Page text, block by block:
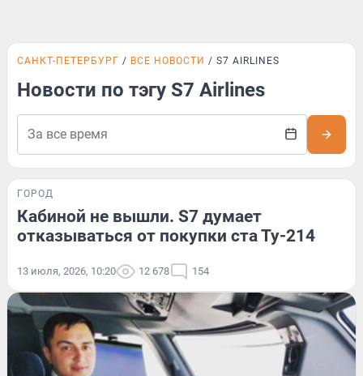
САНКТ-ПЕТЕРБУРГ ВСЕ НОВОСТИ S7 AIRLINES
Новости по тэгу S7 Airlines
ГОРОД
Кабиной не вышли. S7 думает
отказываться от покупки ста Ту-214
13 июля, 2026, 10:20 12 678 154